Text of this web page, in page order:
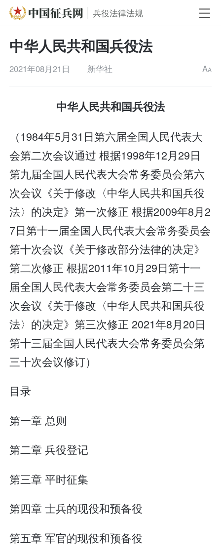
兵役法律法规
中华人民共和国兵役法
2021年08月21日 新华社 AA
中华人民共和国兵役法
（1984年5月31日第六届全国人民代表大
会第二次会议通过 根据1998年12月29日
第九届全国人民代表大会常务委员会第六
次会议《关于修改〈中华人民共和国兵役
法〉的决定》第一次修正 根据2009年8月2
7日第十一届全国人民代表大会常务委员会
第十次会议《关于修改部分法律的决定》
第二次修正 根据2011年10月29日第十一
届全国人民代表大会常务委员会第二十三
次会议《关于修改〈中华人民共和国兵役
法〉的决定》第三次修正 2021年8月20日
第十三届全国人民代表大会常务委员会第
三十次会议修订）
目录
第一章 总则
第二章 兵役登记
第三章 平时征集
第四章 士兵的现役和预备役
第五章 军官的现役和预备役